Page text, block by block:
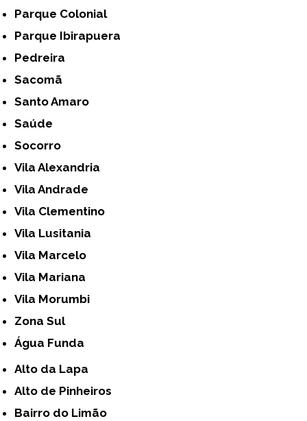
Parque Colonial
Parque Ibirapuera
Pedreira
Sacomã
Santo Amaro
Saúde
Socorro
Vila Alexandria
Vila Andrade
Vila Clementino
Vila Lusitania
Vila Marcelo
Vila Mariana
Vila Morumbi
Zona Sul
Água Funda
Alto da Lapa
Alto de Pinheiros
Bairro do Limão